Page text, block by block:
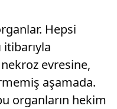
Hepsi
itibarıyla
evresine,
aşamada.
organların hekim